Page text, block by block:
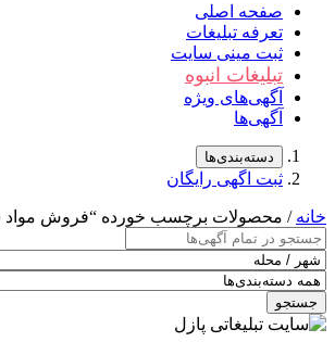
صفحه اصلی
تعرفه تبلیغات
ثبت مینی سایت
تبلیغات انبوه
آگهی‌های ویژه
آگهی‌ها
دسته‌بندی‌ها
ثبت اگهی رایگان
خانه / محصولات برچسب خورده “فروش مواد
جستجو